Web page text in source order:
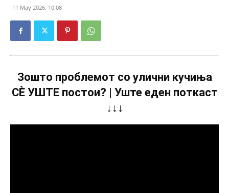
11 May 2026. 10:08
Зошто проблемот со улични кучиња
СÈ УШТЕ постои? | Уште еден поткаст
↓↓↓